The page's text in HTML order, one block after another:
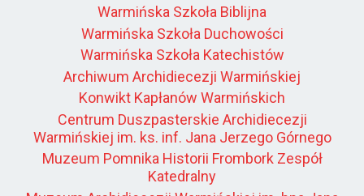
Warmińska Szkoła Biblijna
Warmińska Szkoła Duchowości
Warmińska Szkoła Katechistów
Archiwum Archidiecezji Warmińskiej
Konwikt Kapłanów Warmińskich
Centrum Duszpasterskie Archidiecezji
Warmińskiej im. ks. inf. Jana Jerzego Górnego
Muzeum Pomnika Historii Frombork Zespół
Katedralny